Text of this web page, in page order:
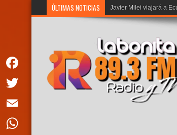
ÚLTIMAS NOTICIAS Javier Milei viajará a
Facebook
Twitter
Email